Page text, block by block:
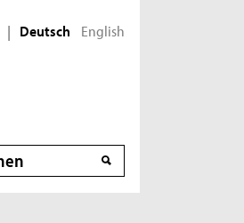
| Deutsch English